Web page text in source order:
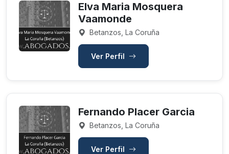
Elva Maria Mosquera
Vaamonde
Betanzos, La Coruña
Ver Perfil
Fernando Placer Garcia
Betanzos, La Coruña
Ver Perfil